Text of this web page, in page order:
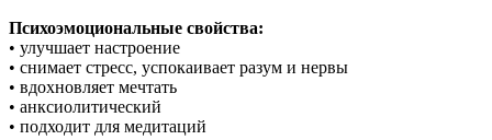
Психоэмоциональные свойства:
• улучшает настроение
• снимает стресс, успокаивает разум и нервы
• вдохновляет мечтать
• анксиолитический
• подходит для медитаций